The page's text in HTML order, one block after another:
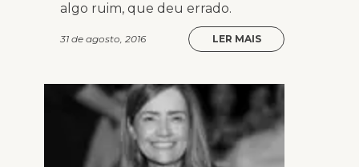
algo ruim, que deu errado.
31 de agosto, 2016 LER MAIS